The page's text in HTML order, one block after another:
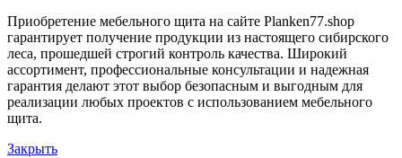
Приобретение мебельного щита на сайте Planken77.shop
гарантирует получение продукции из настоящего сибирского
леса, прошедшей строгий контроль качества. Широкий
ассортимент, профессиональные консультации и надежная
гарантия делают этот выбор безопасным и выгодным для
реализации любых проектов с использованием мебельного
щита.
Закрыть